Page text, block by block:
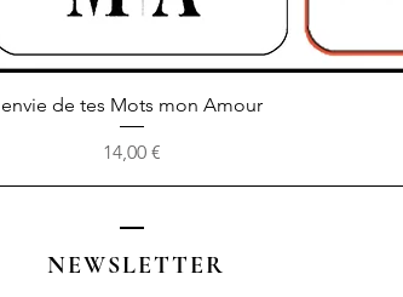
Aperçu rapide
envie de tes Mots mon Amour
Prix
14,00 €
NEWSLETTER